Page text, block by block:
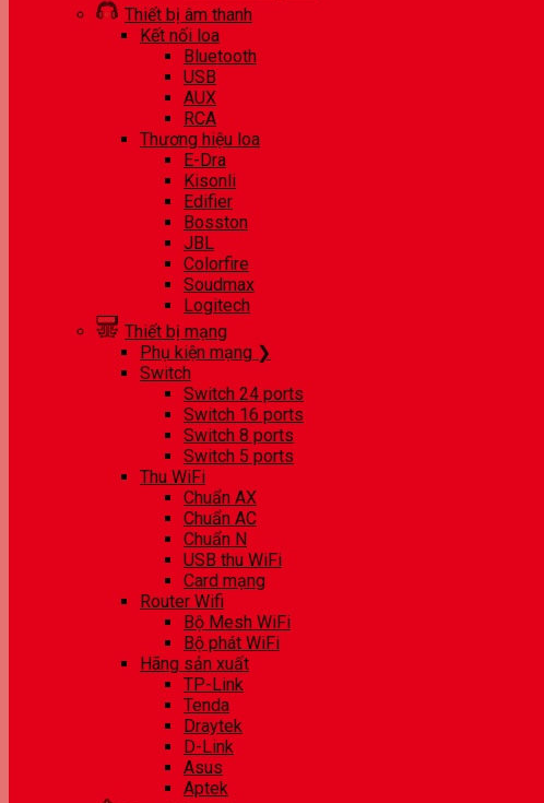
Thiết bị âm thanh
Kết nối loa
Bluetooth
USB
AUX
RCA
Thương hiệu loa
E-Dra
Kisonli
Edifier
Bosston
JBL
Colorfire
Soudmax
Logitech
Thiết bị mạng
Phụ kiện mạng ❯
Switch
Switch 24 ports
Switch 16 ports
Switch 8 ports
Switch 5 ports
Thu WiFi
Chuẩn AX
Chuẩn AC
Chuẩn N
USB thu WiFi
Card mạng
Router Wifi
Bộ Mesh WiFi
Bộ phát WiFi
Hãng sản xuất
TP-Link
Tenda
Draytek
D-Link
Asus
Aptek